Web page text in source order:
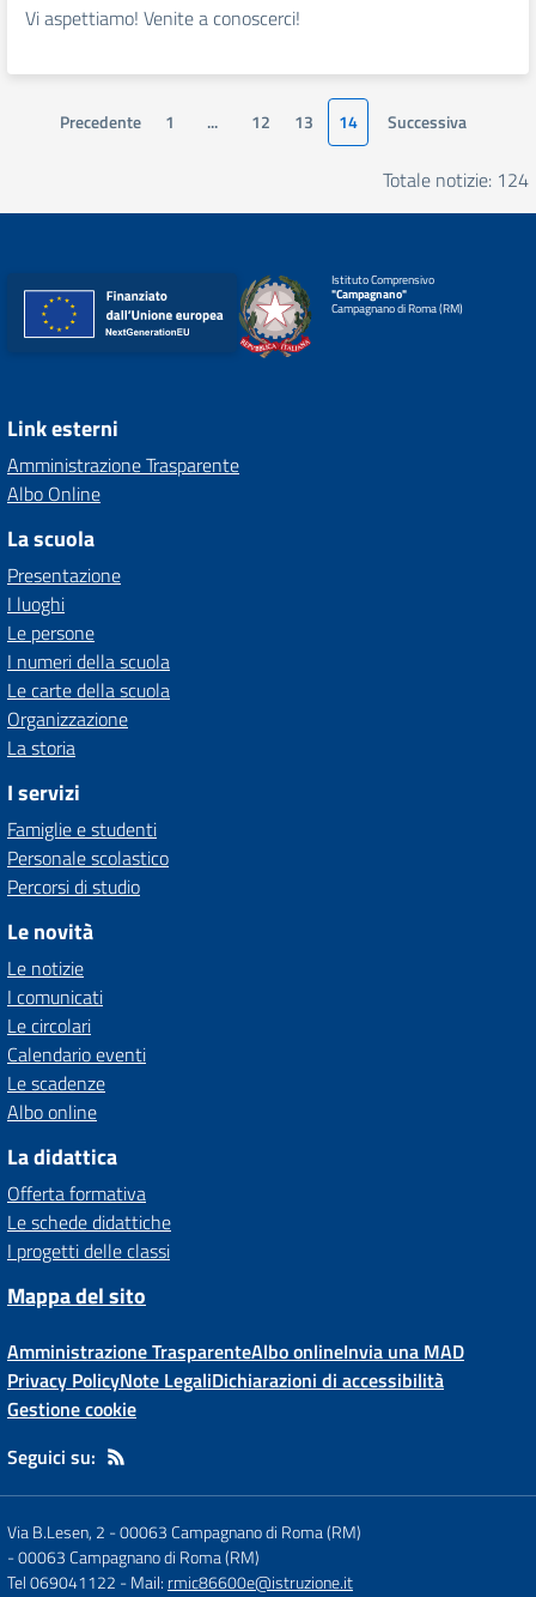
Vi aspettiamo! Venite a conoscerci!
Precedente 1 ... 12 13 14 Successiva
Totale notizie: 124
Istituto Comprensivo
"Campagnano"
Campagnano di Roma (RM)
Link esterni
Amministrazione Trasparente
Albo Online
La scuola
Presentazione
I luoghi
Le persone
I numeri della scuola
Le carte della scuola
Organizzazione
La storia
I servizi
Famiglie e studenti
Personale scolastico
Percorsi di studio
Le novità
Le notizie
I comunicati
Le circolari
Calendario eventi
Le scadenze
Albo online
La didattica
Offerta formativa
Le schede didattiche
I progetti delle classi
Mappa del sito
Amministrazione TrasparenteAlbo onlineInvia una MAD
Privacy PolicyNote LegaliDichiarazioni di accessibilità
Gestione cookie
Seguici su:
Via B.Lesen, 2 - 00063 Campagnano di Roma (RM)
-00063 Campagnano di Roma (RM)
Tel 069041122 - Mail: rmic86600e@istruzione.it